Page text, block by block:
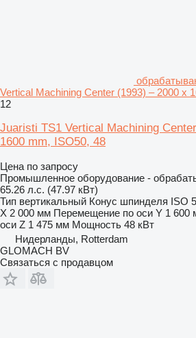
Vertical Machining Center (1993) – 2000 x
12
Juaristi TS1 Vertical Machining
1600 mm, ISO50, 48
Цена по запросу
Промышленное оборудование -
65.26 л.с. (47.97 кВт)
Тип вертикальный Конус шпинделя ISO
X 2 000 мм Перемещение по оси Y 1 600
оси Z 1 475 мм Мощность 48 кВт
Нидерланды, Rotterdam
GLOMACH BV
Связаться с продавцом